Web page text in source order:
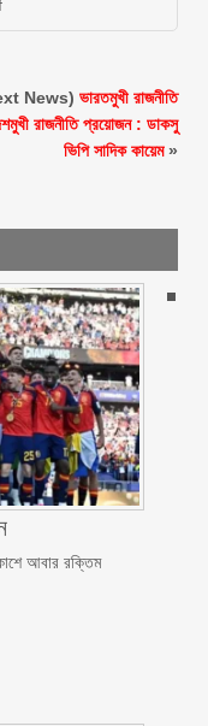
News) ভারতমুখী রাজনীতি
রাজনীতি প্রয়োজন : ডাকসু
ভিপি সাদিক কায়েম»
আবার রক্তিম